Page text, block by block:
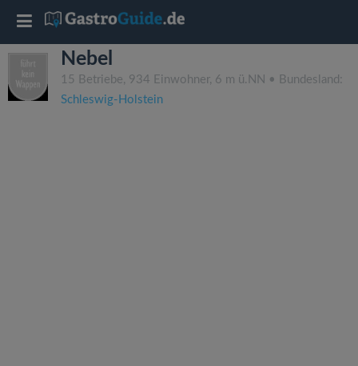
Nebel
15 Betriebe, 934 Einwohner, 6 m ü.NN • Bundesland:
Schleswig-Holstein
T
g